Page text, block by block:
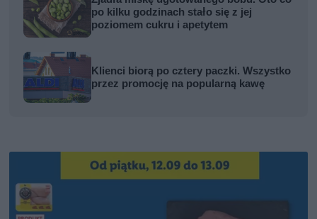
po kilku godzinach stało się z jej
poziomem cukru i apetytem
Klienci biorą po cztery paczki. Wszystko
przez promocję na popularną kawę